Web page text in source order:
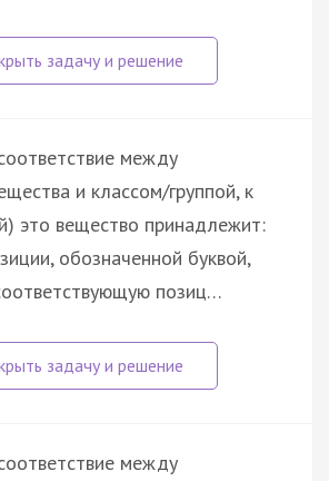
между
и классом/группой, к
это вещество принадлежит:
обозначенной буквой,
позиц…
между